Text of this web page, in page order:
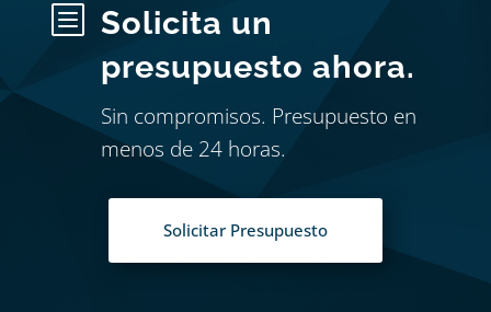
b
Solicita un
presupuesto ahora.
Sin compromisos. Presupuesto en
menos de 24 horas.
Solicitar Presupuesto